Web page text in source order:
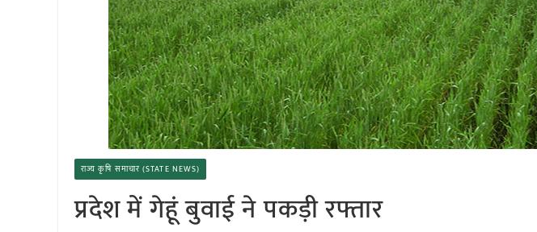
राज्य कृषि समाचार (STATE NEWS)
प्रदेश में गेहूं बुवाई ने पकड़ी रफ्तार